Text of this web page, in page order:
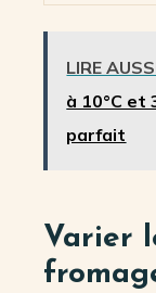
LIRE
à 10°C et
parfait
Varier